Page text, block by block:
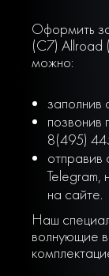
Оформить
(C7) Allroad
можно:
заполнив
8(495)
Telegram,
на сайте.
Наш
волнующие